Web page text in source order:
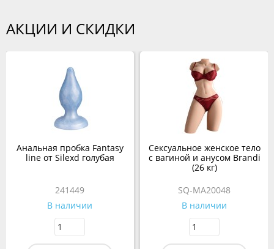
АКЦИИ И СКИДКИ
Анальная пробка Fantasy
line от Silexd голубая
241449
В наличии
Сексуальное женское тело
с вагиной и анусом Brandi
(26 кг)
SQ-MA20048
В наличии